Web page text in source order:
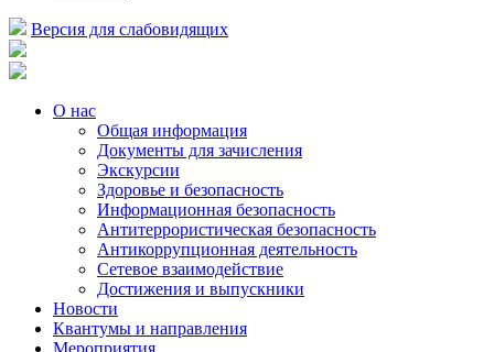
Версия для слабовидящих
О нас
Общая информация
Документы для зачисления
Экскурсии
Здоровье и безопасность
Информационная безопасность
Антитеррористическая безопасность
Антикоррупционная деятельность
Сетевое взаимодействие
Достижения и выпускники
Новости
Квантумы и направления
Мероприятия